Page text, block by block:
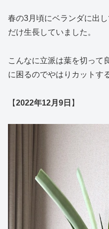
春の3月頃にベランダに出
だけ生長していました。
こんなに立派は葉を切って
に困るのでやはりカットす
【2022年12月9日 】